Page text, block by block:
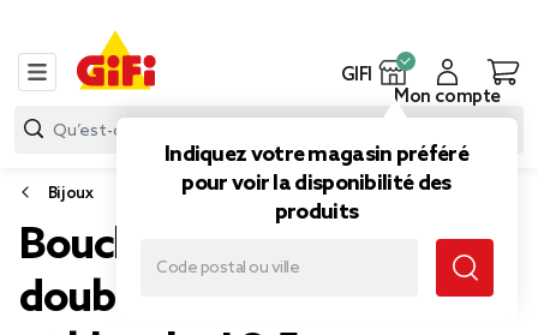
GIFI
Indiquez votre magasin préféré
pour voir la disponibilité des
produits
Mon compte
Bijoux
Boucles d'oreilles époxy
double fleur de tiaré jaune